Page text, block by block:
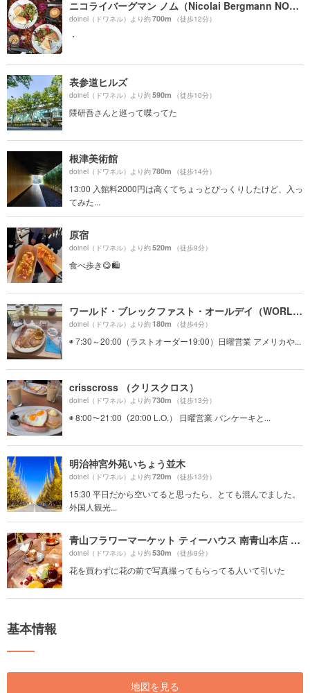
ニコライバーグマン ノム（Nicolai Bergmann NOMU ）
doinel（ドワネル）より約700m （徒歩12分）
・
表参道ヒルズ
doinel（ドワネル）より約590m （徒歩10分）
隈研吾さんと巡って喋ってた
根津美術館
doinel（ドワネル）より約780m （徒歩14分）
13:00 入館料2000円は高くてちょっとびっくりしたけど、入っ
てみた...
原宿
doinel（ドワネル）より約520m （徒歩9分）
食べ歩き😋🛍
ワールド・ブレックファスト・オールデイ（WORLD BREAKFAST ALLDAY）
doinel（ドワネル）より約180m （徒歩4分）
◉ 7:30～20:00（ラストオーダー19:00）日曜営業 アメリカや...
crisscross （クリスクロス）
doinel（ドワネル）より約730m （徒歩13分）
◉ 8:00〜21:00（20:00 L.O.） 日曜営業 パンケーキと...
明治神宮外苑いちょう並木
doinel（ドワネル）より約720m （徒歩13分）
15:30 平日だから空いてると思ったら、とても混んでました。
外国人観光...
青山フラワーマーケット ティーハウス 南青山本店 （Aoyama Flower Market TEA HOUSE）
doinel（ドワネル）より約530m （徒歩9分）
花を買わずに花の前で写真撮ってもらってる人いて引いた
基本情報
地図を見る